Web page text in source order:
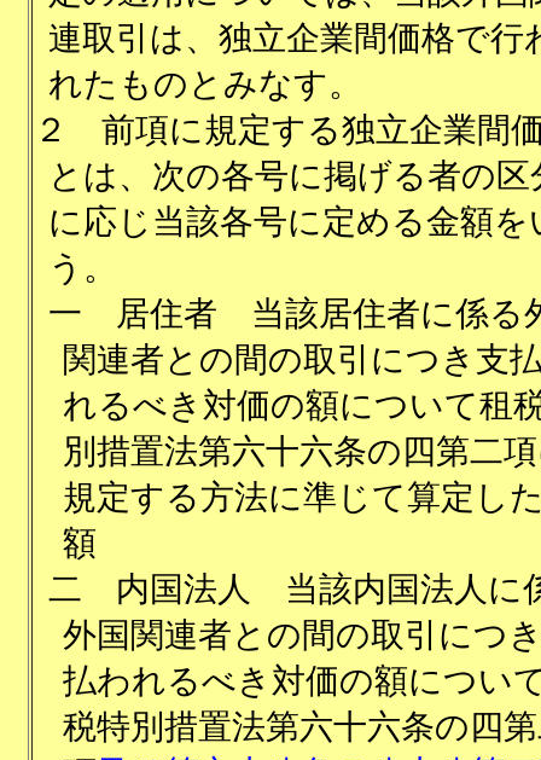
連取引は、独立企業間価格で行
れたものとみなす。
２
前項に規定する独立企業間
とは、次の各号に掲げる者の区
に応じ当該各号に定める金額を
う。
一
居住者 当該居住者に係る
関連者との間の取引につき支
れるべき対価の額について租
別措置法第六十六条の四第二
規定する方法に準じて算定し
額
二
内国法人 当該内国法人に
外国関連者との間の取引につ
払われるべき対価の額につい
税特別措置法第六十六条の四